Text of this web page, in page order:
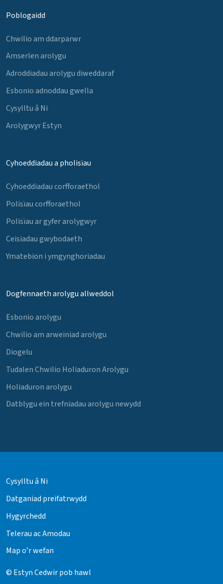
Poblogaidd
Chwilio am ddarparwr
Amserlen arolygu
Adroddiadau arolygu diweddaraf
Esbonio adnoddau gwella
Cysylltu â Ni
Arolygwyr Estyn
Cyhoeddiadau a pholisïau
Cyhoeddiadau corfforaethol
Polisïau corfforaethol
Polisïau ar gyfer arolygwyr
Ceisiadau gwybodaeth
Ymatebion i ymgynghoriadau
Dogfennaeth arolygu allweddol
Esbonio arolygu
Chwilio am arweiniad arolygu
Diogelu
Tudalen Chwilio Holiaduron Arolygu
Holiaduron arolygu
Datblygu ein trefniadau arolygu newydd
Cysylltu â Ni
Datganiad preifatrwydd
Hygyrchedd
Telerau ac Amodau
Map o’r wefan
© Estyn Cedwir pob hawl